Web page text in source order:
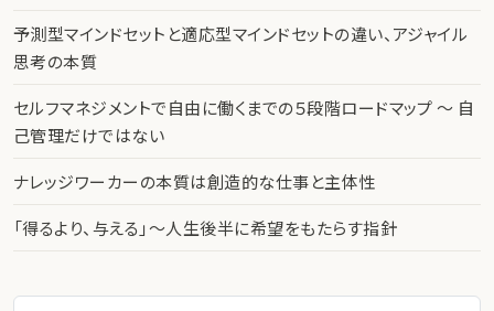
予測型マインドセットと適応型マインドセットの違い、アジャイル
思考の本質
セルフマネジメントで自由に働くまでの５段階ロードマップ 〜 自
己管理だけではない
ナレッジワーカーの本質は創造的な仕事と主体性
「得るより、与える」〜人生後半に希望をもたらす指針